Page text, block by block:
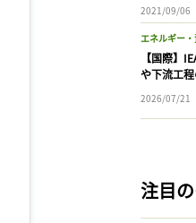
2021/09/06
エネルギー
【国際】
や下流工
2026/07/21
注目